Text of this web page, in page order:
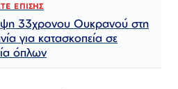
ΕΠΙΣΗΣ
33χρονου Ουκρανού στη
για κατασκοπεία σε
όπλων